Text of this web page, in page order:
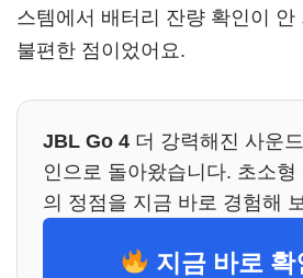
스템에서 배터리 잔량 확인이 안
불편한 점이었어요.
JBL Go 4더 강력해진 사운
인으로 돌아왔습니다. 초소형
의 정점을 지금 바로 경험해
지금 바로 확